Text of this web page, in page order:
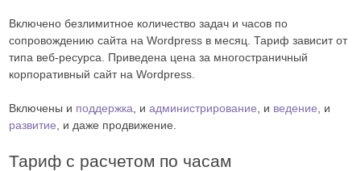
Включено безлимитное количество задач и часов по
сопровождению сайта на Wordpress в месяц. Тариф зависит от
типа веб-ресурса. Приведена цена за многостраничный
корпоративный сайт на Wordpress.
Включены и поддержка , и администрирование , и ведение , и
развитие , и даже продвижение.
Тариф с расчетом по часам